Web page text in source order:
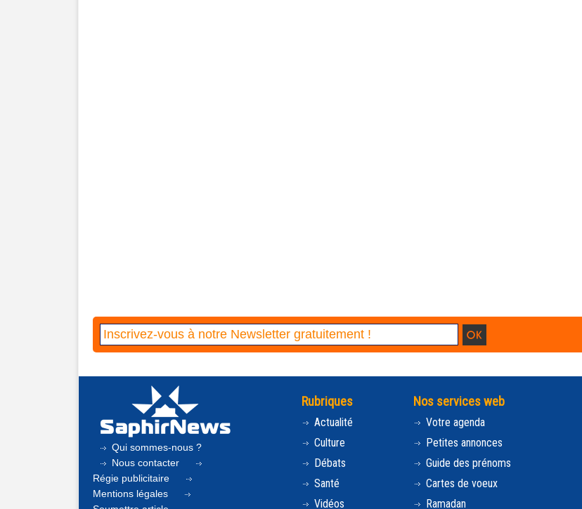
Qui sommes-nous ?
Nous contacter
Régie publicitaire
Mentions légales
Rubriques
Actualité
Culture
Débats
Santé
Vidéos
Nos services web
Votre agenda
Petites annonces
Guide des prénoms
Cartes de voeux
Ramadan